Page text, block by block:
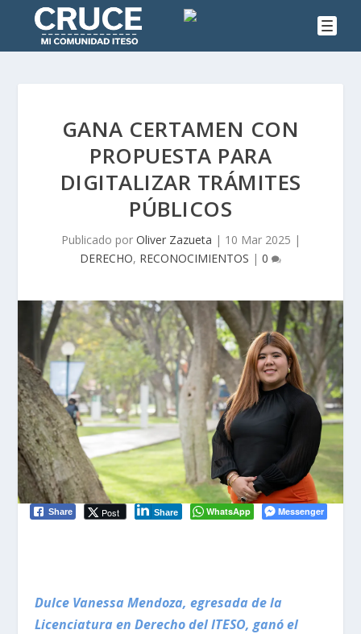
GANA CERTAMEN CON
PROPUESTA PARA
DIGITALIZAR TRÁMITES
PÚBLICOS
Publicado por Oliver Zazueta | 10 Mar 2025 |
DERECHO, RECONOCIMIENTOS | 0
Share Post Share WhatsApp Messenger
Dulce Vanessa Mendoza, egresada de la
Licenciatura en Derecho del ITESO, ganó el